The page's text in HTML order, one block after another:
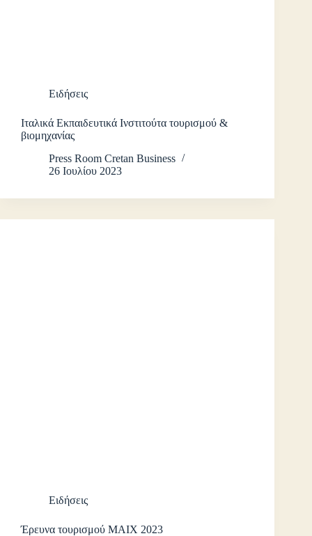
Ειδήσεις
Ιταλικά Εκπαιδευτικά Ινστιτούτα τουρισμού &
βιομηχανίας
Press Room Cretan Business
26 Ιουλίου 2023
Ειδήσεις
Έρευνα τουρισμού ΜΑΙΧ 2023